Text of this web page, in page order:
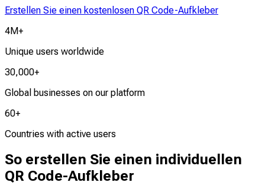
Erstellen Sie einen kostenlosen QR Code-Aufkleber
4M+
Unique users worldwide
30,000+
Global businesses on our platform
60+
Countries with active users
So erstellen Sie einen individuellen
QR Code-Aufkleber